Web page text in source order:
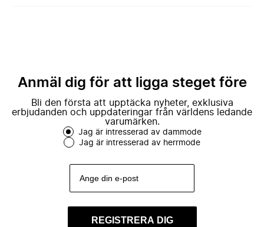
Anmäl dig för att ligga steget före
Bli den första att upptäcka nyheter, exklusiva
erbjudanden och uppdateringar från världens ledande
varumärken.
Jag är intresserad av dammode
Jag är intresserad av herrmode
REGISTRERA DIG